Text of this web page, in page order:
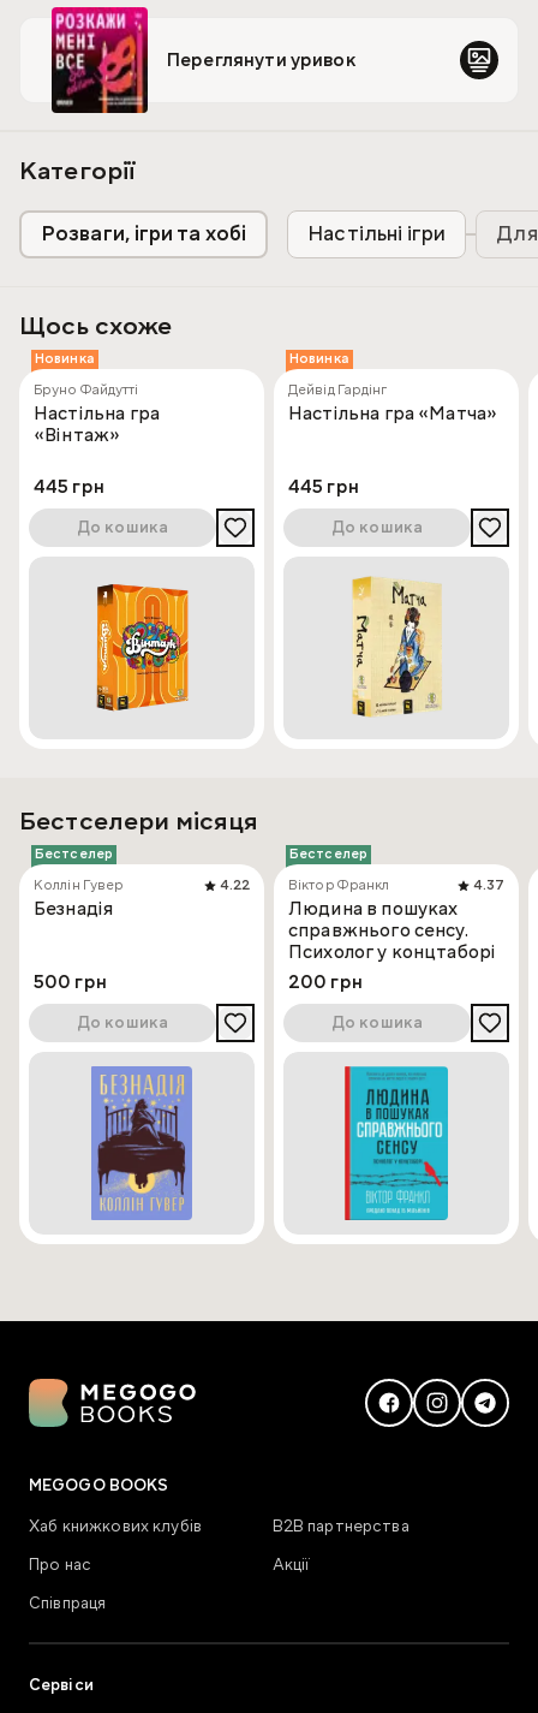
120 карток з запитаннями
30 карток із завданнями
Інструкція: на коробці
Кількість гравців: від 2-х
Переглянути уривок
Категорії
Розваги, ігри та хобі Настільні ігри
Щось схоже
Новинка
Бруно Файдутті
Настільна гра
«Вінтаж»
445 грн
До кошика
Новинка
Дейвід Гардінг
Настільна гра «Матча»
445 грн
До кошика
Бестселери місяця
Бестселер
Коллін Гувер
4.22
Безнадія
500 грн
До кошика
Бестселер
Віктор Франкл
4.37
Людина в пошуках
справжнього сенсу.
Психолог у концтаборі
200 грн
До кошика
MEGOGO BOOKS
Хаб книжкових клубів
В2В партнерства
Про нас
Акції
Співпраця
Сервіси